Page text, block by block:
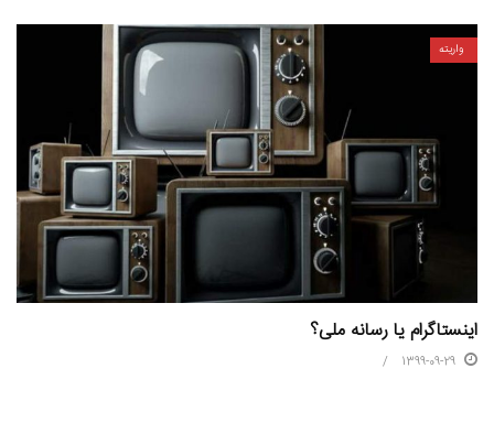
واریته
اینستاگرام یا رسانه ملی؟
1399-09-29